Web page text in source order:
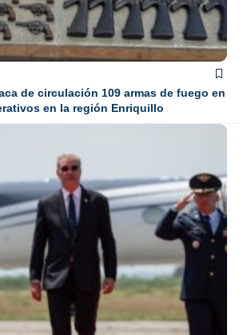
de circulación 109 armas de fuego en
en la región Enriquillo